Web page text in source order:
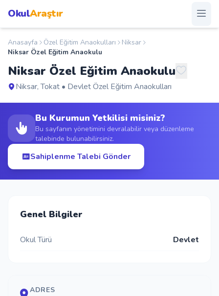
OkulAraştır
Anasayfa
Okullar
Şehirler
Kampanyalar
Duyurular
Blog
İletişim
Anasayfa Özel Eğitim Anaokulları
Niksar
Niksar Özel Eğitim Anaokulu
Niksar Özel Eğitim Anaokulu
Niksar, Tokat • Devlet Özel Eğitim Anaokulları
Bu Kurumun Yetkilisi misiniz?
Bu sayfanın yönetimini devralabilir veya düzenleme
talebinde bulunabilirsiniz.
Sahiplenme Talebi Gönder
Genel Bilgiler
Okul Türü Devlet
ADRES